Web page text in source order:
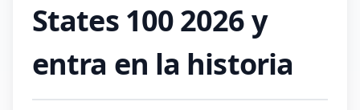
States 100 2026 y
entra en la historia